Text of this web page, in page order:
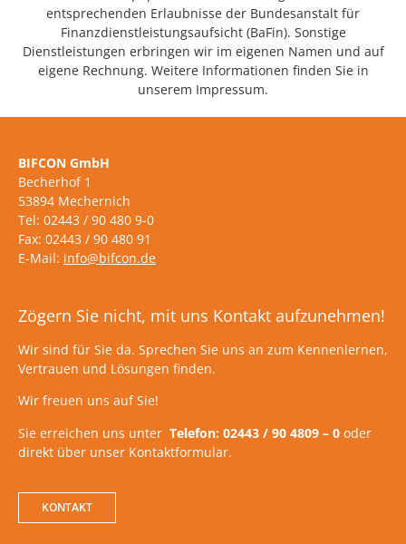
entsprechenden Erlaubnisse der Bundesanstalt für
Finanzdienstleistungsaufsicht (BaFin). Sonstige
Dienstleistungen erbringen wir im eigenen Namen und auf
eigene Rechnung. Weitere Informationen finden Sie in
unserem Impressum.
BIFCON GmbH
Becherhof 1
53894 Mechernich
Tel: 02443 / 90 480 9-0
Fax: 02443 / 90 480 91
E-Mail: info@bifcon.de
Zögern Sie nicht, mit uns Kontakt aufzunehmen!
Wir sind für Sie da. Sprechen Sie uns an zum Kennenlernen,
Vertrauen und Lösungen finden.
Wir freuen uns auf Sie!
Sie erreichen uns unter Telefon: 02443 / 90 4809 – 0 oder
direkt über unser Kontaktformular.
KONTAKT